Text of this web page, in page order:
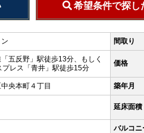
希望条件で探し
間取り
五反野」駅徒歩13分、もしく
プレス「青井」駅徒歩15分
価格
央本町４丁目 築年月
延床面積
バルコニ